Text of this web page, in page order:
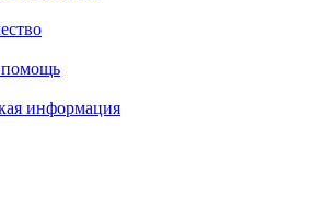
помощь
информация